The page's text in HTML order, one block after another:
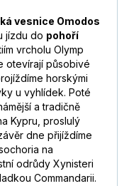
vesnice Omodos
jízdu do pohoří
vrcholu Olymp
otevírají působivé
horskými
u vyhlídek. Poté
a tradičně
Kypru, proslulý
dne přijíždíme
na
odrůdy Xynisteri
Commandarii.